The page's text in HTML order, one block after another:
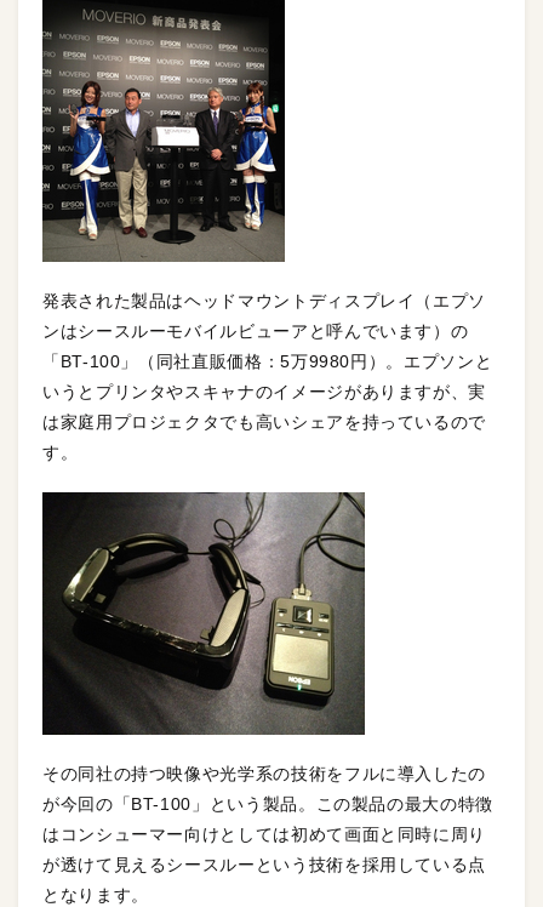
発表された製品はヘッドマウントディスプレイ（エプソ
ンはシースルーモバイルビューアと呼んでいます）の
「BT-100」（同社直販価格：5万9980円）。エプソンと
いうとプリンタやスキャナのイメージがありますが、実
は家庭用プロジェクタでも高いシェアを持っているので
す。
その同社の持つ映像や光学系の技術をフルに導入したの
が今回の「BT-100」という製品。この製品の最大の特徴
はコンシューマー向けとしては初めて画面と同時に周り
が透けて見えるシースルーという技術を採用している点
となります。